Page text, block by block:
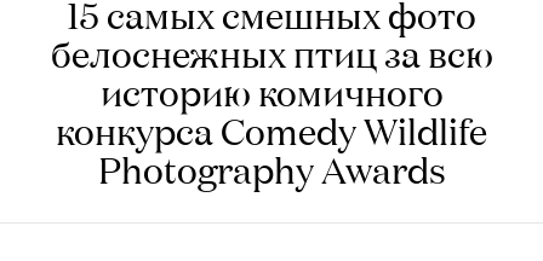
15 самых смешных фото
белоснежных птиц за всю
историю комичного
конкурса Comedy Wildlife
Photography Awards